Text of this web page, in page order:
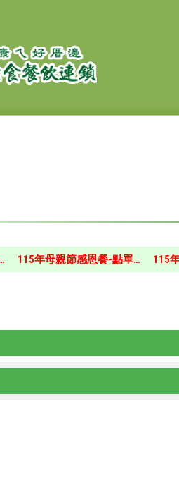
115年母親節感恩餐-點單… 115年母